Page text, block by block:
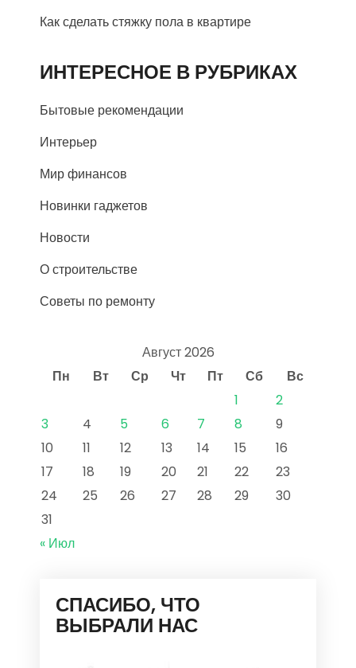
Как сделать стяжку пола в квартире
ИНТЕРЕСНОЕ В РУБРИКАХ
Бытовые рекомендации
Интерьер
Мир финансов
Новинки гаджетов
Новости
О строительстве
Советы по ремонту
Август 2026
Пн
Вт Ср Чт Пт Сб
Вс
1
2
3
4 5 6 7 8
9
10
11 12 13 14 15
16
17
18 19 20 21 22
23
24
25 26 27 28 29
30
31
« Июл
СПАСИБО, ЧТО
ВЫБРАЛИ НАС